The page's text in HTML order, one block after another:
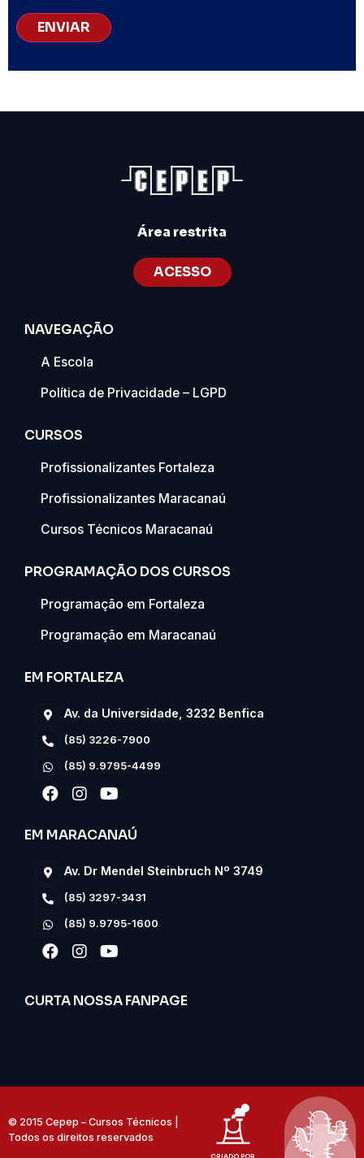
Área restrita
ACESSO
NAVEGAÇÃO
A Escola
Política de Privacidade – LGPD
CURSOS
Profissionalizantes Fortaleza
Profissionalizantes Maracanaú
Cursos Técnicos Maracanaú
PROGRAMAÇÃO DOS CURSOS
Programação em Fortaleza
Programação em Maracanaú
EM FORTALEZA
Av. da Universidade, 3232 Benfica
(85) 3226-7900
(85) 9.9795-4499
EM MARACANAÚ
Av. Dr Mendel Steinbruch Nº 3749
(85) 3297-3431
(85) 9.9795-1600
CURTA NOSSA FANPAGE
© 2015 Cepep – Cursos Técnicos |
Todos os direitos reservados
CRIADO POR